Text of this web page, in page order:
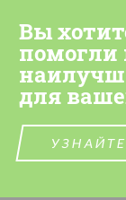
Вы
помогли
для